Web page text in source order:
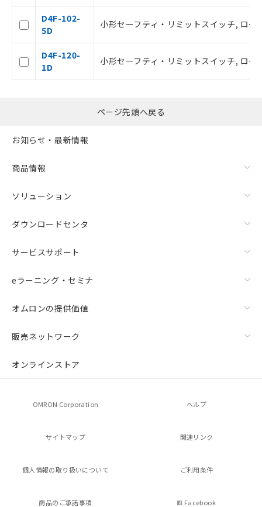
D4F-102-
5D
小形セーフティ・リミットスイッチ, ロ
D4F-120-
1D
小形セーフティ・リミットスイッチ, ロ
ページ先頭へ戻る
お知らせ・最新情報
商品情報
ソリューション
ダウンロードセンタ
サービスサポート
eラーニング・セミナ
オムロンの提供価値
販売ネットワーク
オンラインストア
OMRON Corporation ヘルプ
サイトマップ 関連リンク
個人情報の取り扱いについて ご利用条件
商品のご承諾事項 Facebook
をご了承ください。
※当社の共同利用者とは、"個人情報
用者の範囲」に記載されている法人を
指します。